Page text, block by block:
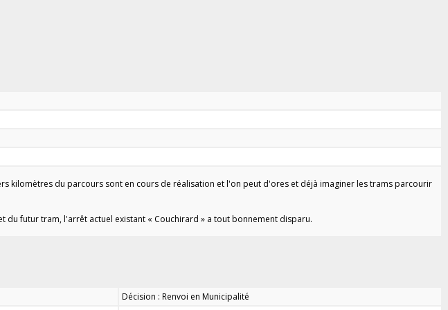
kilomètres du parcours sont en cours de réalisation et l'on peut d'ores et déjà imaginer les trams parcourir
futur tram, l'arrêt actuel existant « Couchirard » a tout bonnement disparu.
Décision : Renvoi en Municipalité